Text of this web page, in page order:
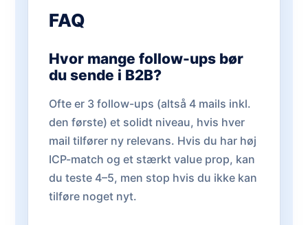
FAQ
Hvor mange follow-ups bør
du sende i B2B?
Ofte er 3 follow-ups (altså 4 mails inkl.
den første) et solidt niveau, hvis hver
mail tilfører ny relevans. Hvis du har høj
ICP-match og et stærkt value prop, kan
du teste 4–5, men stop hvis du ikke kan
tilføre noget nyt.